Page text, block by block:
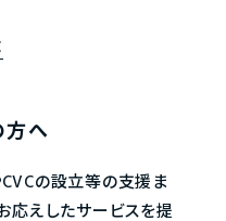
へ
の設立等の支援ま
応えしたサービスを提